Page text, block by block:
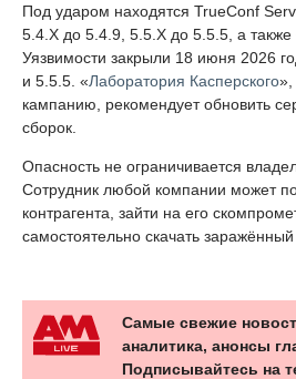
Под ударом находятся TrueConf
5.4.X до 5.4.9, 5.5.X до 5.5.5, а также
Уязвимости закрыли 18 июня 2026
и 5.5.5. «Лаборатория Касперского»,
кампанию, рекомендует обновить
сборок.
Опасность не ограничивается
Сотрудник любой компании может
контрагента, зайти на его
самостоятельно скачать заражённый
Самые свежие
аналитика, анонсы
Подписывайтесь на